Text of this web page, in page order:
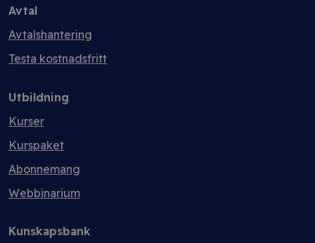
Avtal
Avtalshantering
Testa kostnadsfritt
Utbildning
Kurser
Kurspaket
Abonnemang
Webbinarium
Kunskapsbank